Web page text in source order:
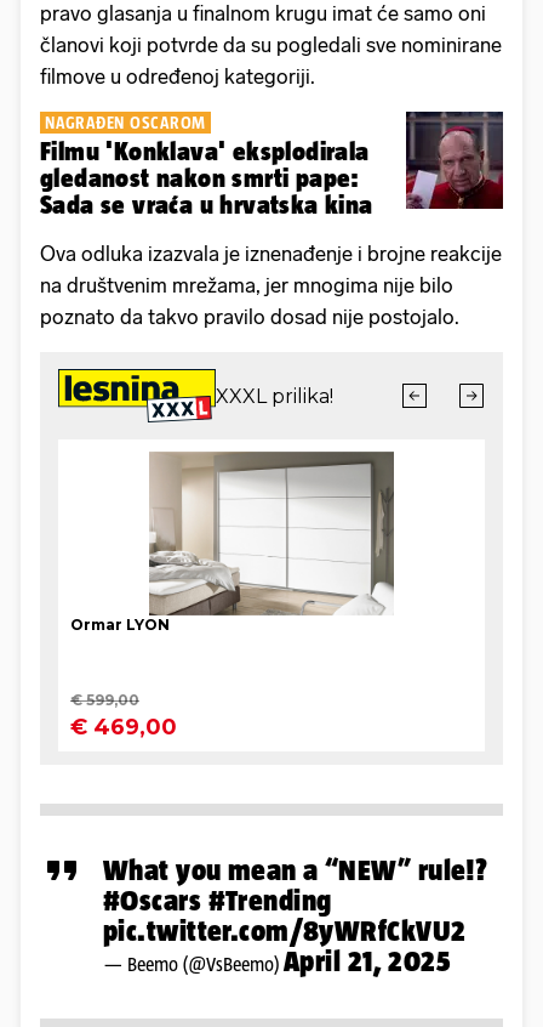
pravo glasanja u finalnom krugu imat će samo oni
članovi koji potvrde da su pogledali sve nominirane
filmove u određenoj kategoriji.
NAGRAĐEN OSCAROM
Filmu 'Konklava' eksplodirala
gledanost nakon smrti pape:
Sada se vraća u hrvatska kina
Ova odluka izazvala je iznenađenje i brojne reakcije
na društvenim mrežama, jer mnogima nije bilo
poznato da takvo pravilo dosad nije postojalo.
What you mean a “NEW” rule!?
#Oscars #Trending
pic.twitter.com/8yWRfCkVU2
— Beemo (@VsBeemo) April 21, 2025